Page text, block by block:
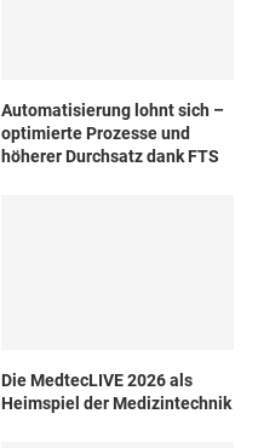
Automatisierung lohnt sich –
optimierte Prozesse und
höherer Durchsatz dank FTS
Die MedtecLIVE 2026 als
Heimspiel der Medizintechnik